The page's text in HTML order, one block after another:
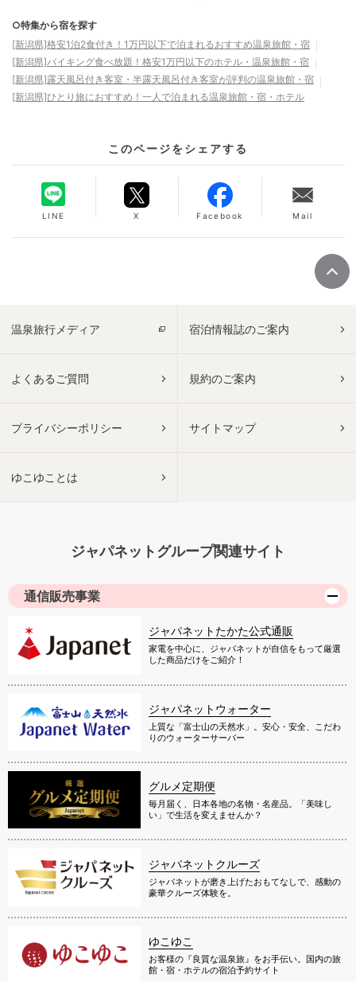
○特集から宿を探す
[新潟県]格安1泊2食付き！1万円以下で泊まれるおすすめ温泉旅館・宿
[新潟県]バイキング食べ放題！格安1万円以下のホテル・温泉旅館・宿
[新潟県]露天風呂付き客室・半露天風呂付き客室が評判の温泉旅館・宿
[新潟県]ひとり旅におすすめ！一人で泊まれる温泉旅館・宿・ホテル
このページをシェアする
LINE X Facebook Mail
温泉旅行メディア 宿泊情報誌のご案内
よくあるご質問 規約のご案内
プライバシーポリシー サイトマップ
ゆこゆことは
ジャパネットグループ関連サイト
通信販売事業
ジャパネットたかた公式通販
家電を中心に、ジャパネットが自信をもって厳選
した商品だけをご紹介！
ジャパネットウォーター
上質な「富士山の天然水」。安心・安全、こだわ
りのウォーターサーバー
グルメ定期便
毎月届く、日本各地の名物・名産品。「美味し
い」で生活を変えませんか？
ジャパネットクルーズ
ジャパネットが磨き上げたおもてなしで、感動の
豪華クルーズ体験を。
ゆこゆこ
お客様の『良質な温泉旅』をお手伝い。国内の旅
館・宿・ホテルの宿泊予約サイト